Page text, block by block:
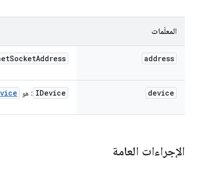
المعلَمات
address
SocketAddress
device
IDevice : هو
الإجراءات العامة